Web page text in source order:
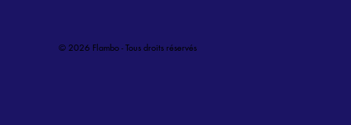
© 2026 Flambo - Tous droits réservés